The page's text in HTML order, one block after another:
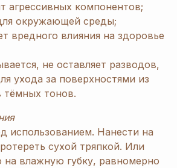
агрессивных компонентов;
окружающей среды;
вредного влияния на здоровье
не оставляет разводов,
ухода за поверхностями из
тёмных тонов.
использованием. Нанести на
сухой тряпкой. Или
на влажную губку, равномерно